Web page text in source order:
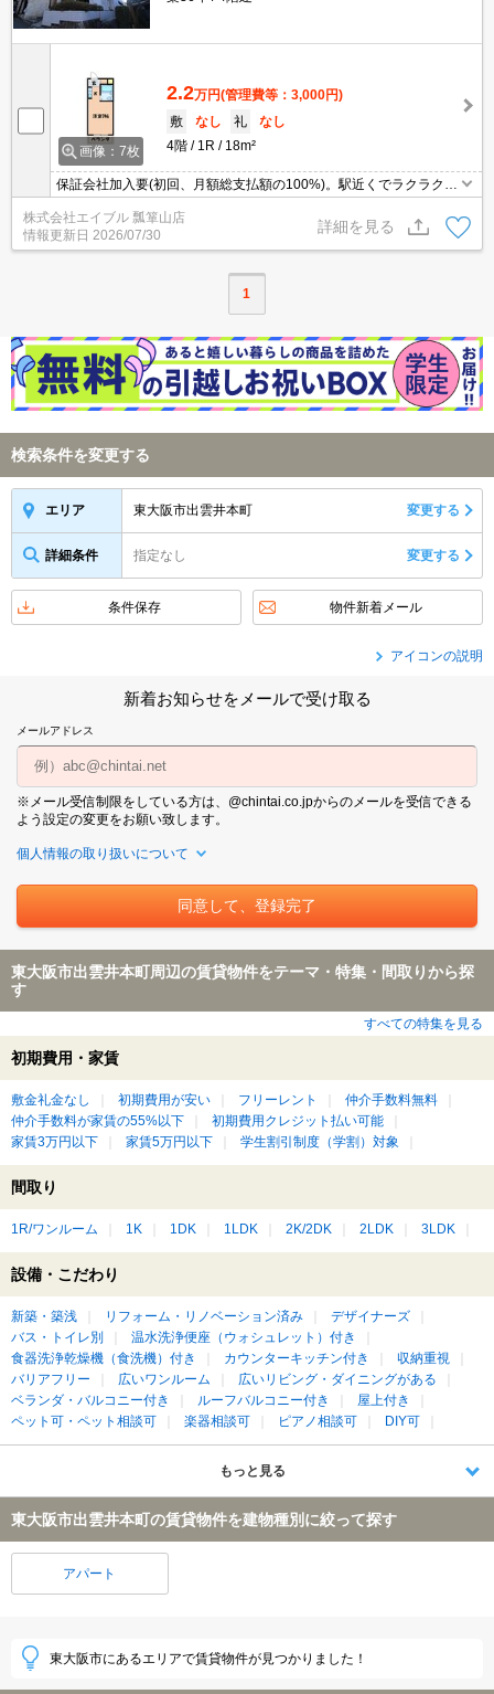
画像：7枚
2.2万円(管理費等：3,000円)
敷
なし 礼
なし
4階
1R 18m²
保証会社加入要(初回、月額総支払額の100%)。駅近くでラクラク便
利。とにかくお家賃を抑えたい方にオススメ!。初めての一人暮らし
はこのお部屋から。
株式会社エイブル 瓢箪山店
情報更新日 2026/07/30
詳細を見る
1
検索条件を変更する
エリア 東大阪市出雲井本町 変更する
詳細条件 指定なし 変更する
条件保存 物件新着メール
アイコンの説明
新着お知らせをメールで受け取る
メールアドレス
※メール受信制限をしている方は、@chintai.co.jpからのメールを受信できる
よう設定の変更をお願い致します。
個人情報の取り扱いについて
東大阪市出雲井本町周辺の賃貸物件をテーマ・特集・間取りから探
す
すべての特集を見る
初期費用・家賃
敷金礼金なし 初期費用が安い フリーレント
仲介手数料無料
仲介手数料が家賃の55%以下
初期費用クレジット払い可能
家賃3万円以下
家賃5万円以下 学生割引制度（学割）対象
間取り
1R/ワンルーム 1K 1DK 1LDK 2K/2DK 2LDK 3LDK
設備・こだわり
新築・築浅 リフォーム・リノベーション済み
デザイナーズ
バス・トイレ別
温水洗浄便座（ウォシュレット）付き
食器洗浄乾燥機（食洗機）付き
カウンターキッチン付き
収納重視
バリアフリー
広いワンルーム
広いリビング・ダイニングがある
ベランダ・バルコニー付き
ルーフバルコニー付き
屋上付き
ペット可・ペット相談可
楽器相談可 ピアノ相談可 DIY可
もっと見る
東大阪市出雲井本町の賃貸物件を建物種別に絞って探す
アパート
東大阪市にあるエリアで賃貸物件が見つかりました！